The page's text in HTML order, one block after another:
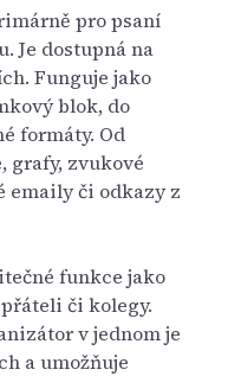
pro psaní
Je dostupná na
Funguje jako
blok, do
formáty. Od
grafy, zvukové
emaily či odkazy z
funkce jako
či kolegy.
v jednom je
a umožňuje